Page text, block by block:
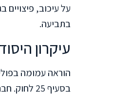
על עיכוב, פיצויים
בתביעה.
עיקרון
הוראה עמומה
בסעיף 25